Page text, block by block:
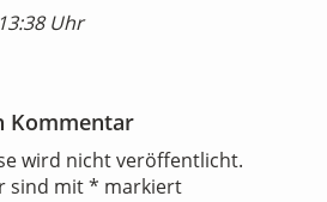
Uhr
Kommentar
wird nicht veröffentlicht.
sind mit* markiert